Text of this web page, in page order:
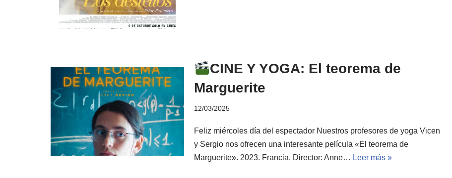
CINE Y YOGA: El teorema de
Marguerite
12/03/2025
Feliz miércoles día del espectador Nuestros profesores de yoga Vicen
y Sergio nos ofrecen una interesante película «El teorema de
Marguerite». 2023. Francia. Director: Anne… Leer más »